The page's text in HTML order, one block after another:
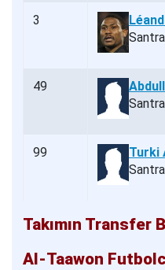
3
49
99
Turki
Takımın Transfer
Al-Taawon